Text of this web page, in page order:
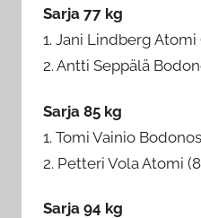
Sarja 77 kg
1. Jani Lindberg Atomi
2. Antti Seppälä
Sarja 85 kg
1. Tomi Vainio
2. Petteri Vola Atomi
Sarja 94 kg